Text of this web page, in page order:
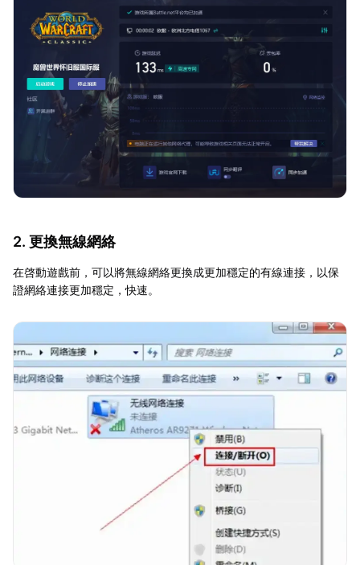
2. 更換無線網絡
在啓動遊戲前，可以將無線網絡更換成更加穩定的有線連接，以保
證網絡連接更加穩定，快速。